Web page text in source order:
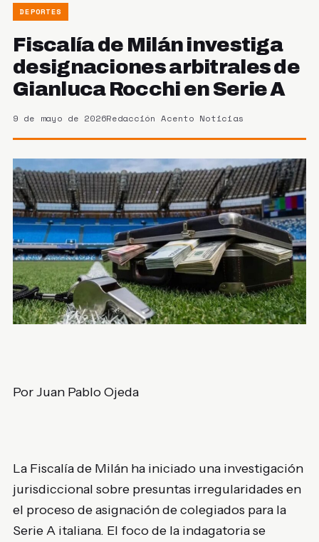
DEPORTES
Fiscalía de Milán investiga
designaciones arbitrales de
Gianluca Rocchi en Serie A
9 de mayo de 2026Redacción Acento Noticias
Por Juan Pablo Ojeda
La Fiscalía de Milán ha iniciado una investigación
jurisdiccional sobre presuntas irregularidades en
el proceso de asignación de colegiados para la
Serie A italiana. El foco de la indagatoria se